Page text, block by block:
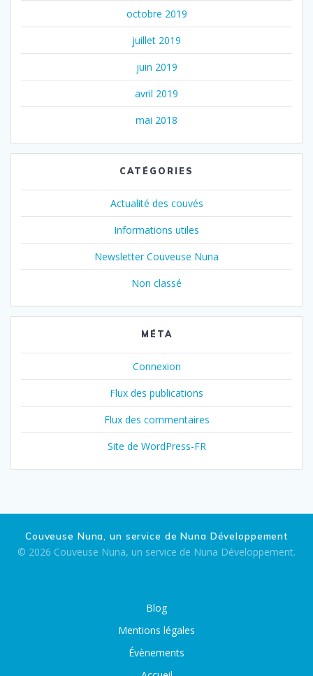
octobre 2019
juillet 2019
juin 2019
avril 2019
mai 2018
CATÉGORIES
Actualité des couvés
Informations utiles
Newsletter Couveuse Nuna
Non classé
MÉTA
Connexion
Flux des publications
Flux des commentaires
Site de WordPress-FR
Couveuse Nuna, un service de Nuna Développement
© 2026 Couveuse Nuna, un service de Nuna Développement.
Blog
Mentions légales
Évènements